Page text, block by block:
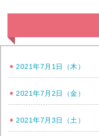
2021年7月1日（木）
2021年7月2日（金）
2021年7月3日（土）